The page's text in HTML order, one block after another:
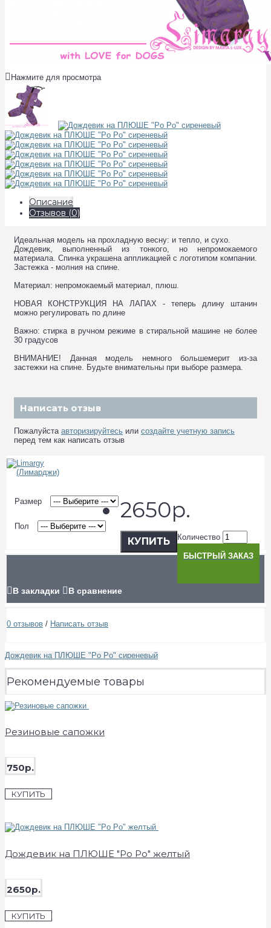
Нажмите для просмотра
Описание
Отзывов (0)
Идеальная модель на прохладную весну: и тепло, и сухо.
Дождевик, выполненный из тонкого, но непромокаемого
материала. Спинка украшена аппликацией с логотипом компании.
Застежка - молния на спине.
Материал: непромокаемый материал, плюш.
НОВАЯ КОНСТРУКЦИЯ НА ЛАПАХ - теперь длину штанин
можно регулировать по длине
Важно: стирка в ручном режиме в стиральной машине не более
30 градусов
ВНИМАНИЕ! Данная модель немного большемерит из-за
застежки на спине. Будьте внимательны при выборе размера.
Написать отзыв
Пожалуйста авторизируйтесь или создайте учетную запись
перед тем как написать отзыв
Размер
Пол
2650р.
Количество
КУПИТЬ
БЫСТРЫЙ ЗАКАЗ
В закладки В сравнение
0 отзывов / Написать отзыв
Дождевик на ПЛЮШЕ "Po Po" сиреневый
Рекомендуемые товары
Резиновые сапожки
750р.
КУПИТЬ
Дождевик на ПЛЮШЕ "Po Po" желтый
2650р.
КУПИТЬ